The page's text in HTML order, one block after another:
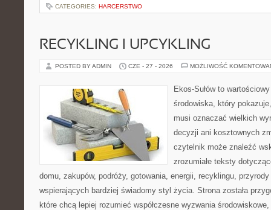
CATEGORIES: HARCERSTWO
RECYKLING I UPCYKLING
POSTED BY ADMIN CZE - 27 - 2026 MOŻLIWOŚĆ
Ekos-Sułów to
środowiska, który
musi oznaczać wielkich
decyzji ani kosztownych
czytelnik może znaleźć
zrozumiałe teksty
domu, zakupów, podróży, gotowania, energii, recyklingu,
wspierających bardziej świadomy styl życia. Strona została
które chcą lepiej rozumieć współczesne wyzwania